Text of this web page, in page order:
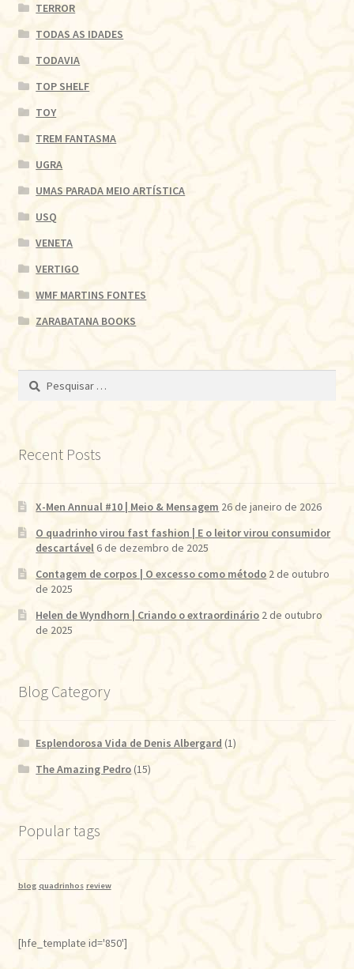
TERROR
TODAS AS IDADES
TODAVIA
TOP SHELF
TOY
TREM FANTASMA
UGRA
UMAS PARADA MEIO ARTÍSTICA
USQ
VENETA
VERTIGO
WMF MARTINS FONTES
ZARABATANA BOOKS
Pesquisar
Recent Posts
X-Men Annual #10 | Meio & Mensagem 26 de janeiro de 2026
O quadrinho virou fast fashion | E o leitor virou consumidor
descartável 6 de dezembro de 2025
Contagem de corpos | O excesso como método 2 de outubro
de 2025
Helen de Wyndhorn | Criando o extraordinário 2 de outubro
de 2025
Blog Category
Esplendorosa Vida de Denis Albergard (1)
The Amazing Pedro(15)
Popular tags
blog quadrinhos review
[hfe_template id='850']